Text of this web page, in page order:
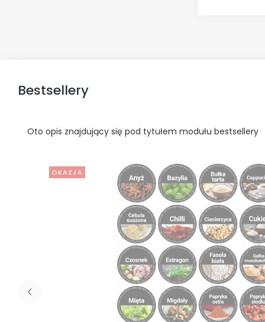
Bestsellery
Oto opis znajdujący się pod tytułem modułu bestsellery
OKAZJA